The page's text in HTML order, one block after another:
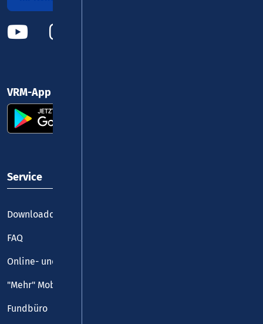
VRM-App nutzen und durchstarten
Service
Downloadcenter
FAQ
Online- und Handy-Tickets
"Mehr" Mobilität
Fundbüro